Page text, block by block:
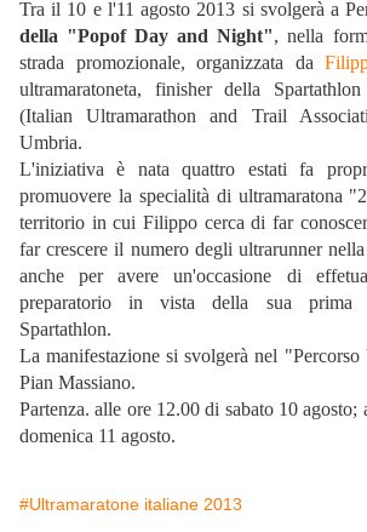
Tra il 10 e l'11 agosto 2013 si svolgerà a
della "Popof Day and Night", nella
strada promozionale, organizzata da
ultramaratoneta, finisher della
(Italian Ultramarathon and Trail
Umbria.
L'iniziativa è nata quattro estati fa
promuovere la specialità di ultramaratona
territorio in cui Filippo cerca di far
far crescere il numero degli ultrarunner
anche per avere un'occasione di
preparatorio in vista della sua prima
Spartathlon.
La manifestazione si svolgerà nel
Pian Massiano.
Partenza. alle ore 12.00 di sabato 10
domenica 11 agosto.
#Ultramaratone italiane 2013